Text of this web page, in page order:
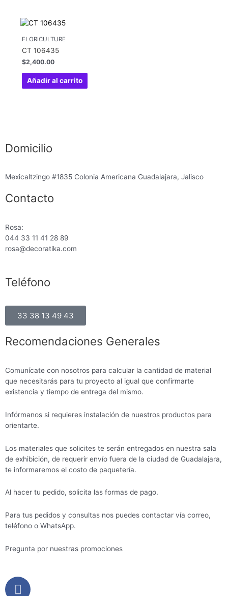
FLORICULTURE
CT 106435
$2,400.00
Añadir al carrito
Domicilio
Mexicaltzingo #1835 Colonia Americana Guadalajara, Jalisco
Contacto
Rosa:
044 33 11 41 28 89
rosa@decoratika.com
Teléfono
33 38 13 49 43
Recomendaciones Generales
Comunícate con nosotros para calcular la cantidad de material
que necesitarás para tu proyecto al igual que confirmarte
existencia y tiempo de entrega del mismo.
Infórmanos si requieres instalación de nuestros productos para
orientarte.
Los materiales que solicites te serán entregados en nuestra sala
de exhibición, de requerir envío fuera de la ciudad de Guadalajara,
te informaremos el costo de paquetería.
Al hacer tu pedido, solicita las formas de pago.
Para tus pedidos y consultas nos puedes contactar vía correo,
teléfono o WhatsApp.
Pregunta por nuestras promociones